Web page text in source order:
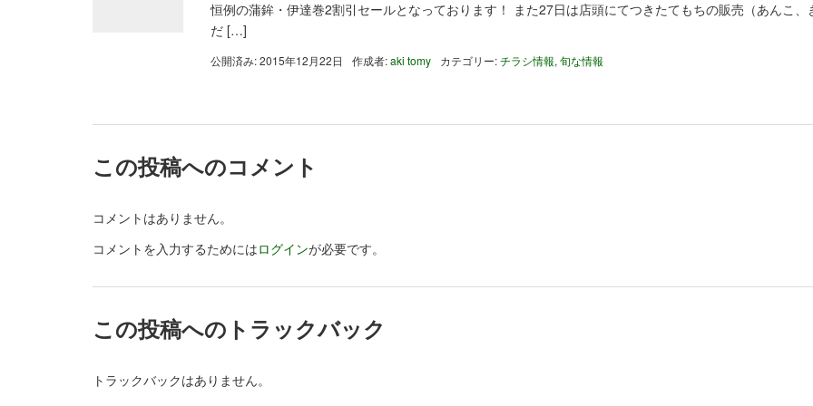
恒例の蒲鉾・伊達巻2割引セールとなっております！ また27日は店頭にてつきたてもちの販売（あんこ、
だ […]
公開済み: 2015年12月22日 作成者:aki tomy カテゴリー:チラシ情報, 旬な情報
この投稿へのコメント
コメントはありません。
コメントを入力するためにはログインが必要です。
この投稿へのトラックバック
トラックバックはありません。